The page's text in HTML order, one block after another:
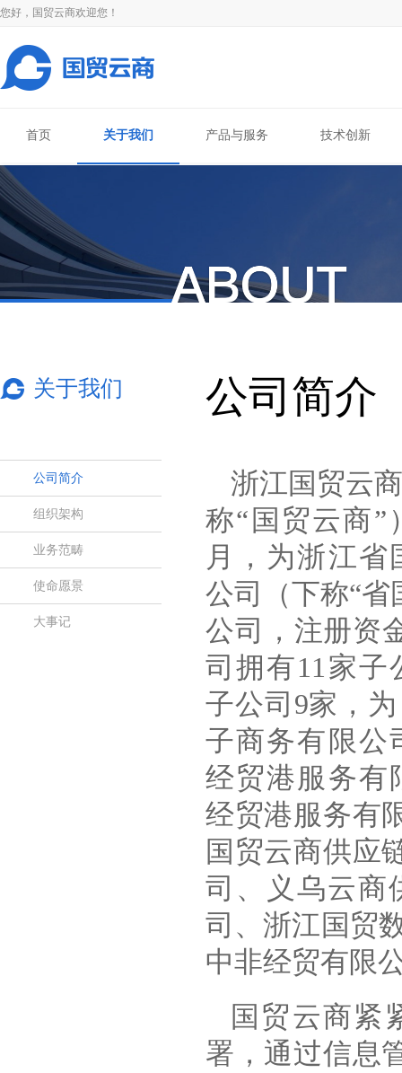
您好，国贸云商欢迎您！
首页 关于我们 产品与服务 技术创新
关于我们
公司简介
组织架构
业务范畴
使命愿景
大事记
公司简介
浙江国贸云
称“国贸云商”
月，为浙江省
公司（下称“省
公司，注册资
司拥有11家子
子公司9家，
子商务有限公
经贸港服务有
经贸港服务有
国贸云商供应
司、义乌云商
司、浙江国贸
中非经贸有限
国贸云商紧
署，通过信息